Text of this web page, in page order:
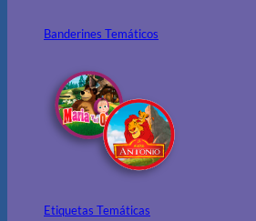
Banderines Temáticos
Etiquetas Temáticas